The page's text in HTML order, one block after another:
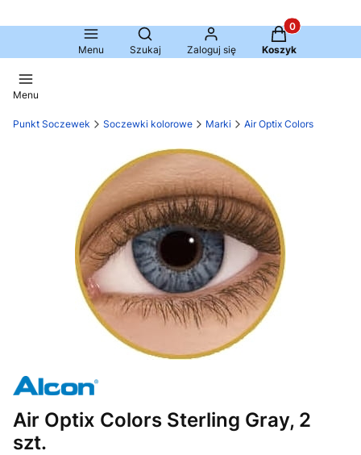
Menu
Otwórz wyszukiwarkę
Szukaj Zaloguj się
Produkty w
Koszyk
Menu
Punkt Soczewek Soczewki kolorowe Marki Air Optix Colors
Air Optix Colors Sterling Gray, 2
szt.